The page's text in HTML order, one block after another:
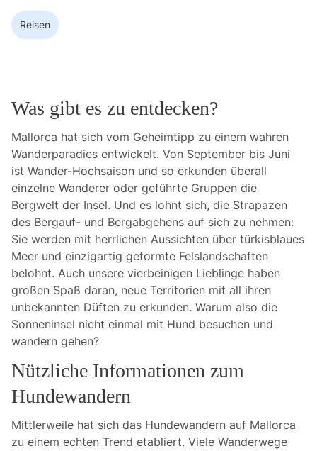
Reisen
Was gibt es zu entdecken?
Mallorca hat sich vom Geheimtipp zu einem wahren
Wanderparadies entwickelt. Von September bis Juni
ist Wander-Hochsaison und so erkunden überall
einzelne Wanderer oder geführte Gruppen die
Bergwelt der Insel. Und es lohnt sich, die Strapazen
des Bergauf- und Bergabgehens auf sich zu nehmen:
Sie werden mit herrlichen Aussichten über türkisblaues
Meer und einzigartig geformte Felslandschaften
belohnt. Auch unsere vierbeinigen Lieblinge haben
großen Spaß daran, neue Territorien mit all ihren
unbekannten Düften zu erkunden. Warum also die
Sonneninsel nicht einmal mit Hund besuchen und
wandern gehen?
Nützliche Informationen zum
Hundewandern
Mittlerweile hat sich das Hundewandern auf Mallorca
zu einem echten Trend etabliert. Viele Wanderwege